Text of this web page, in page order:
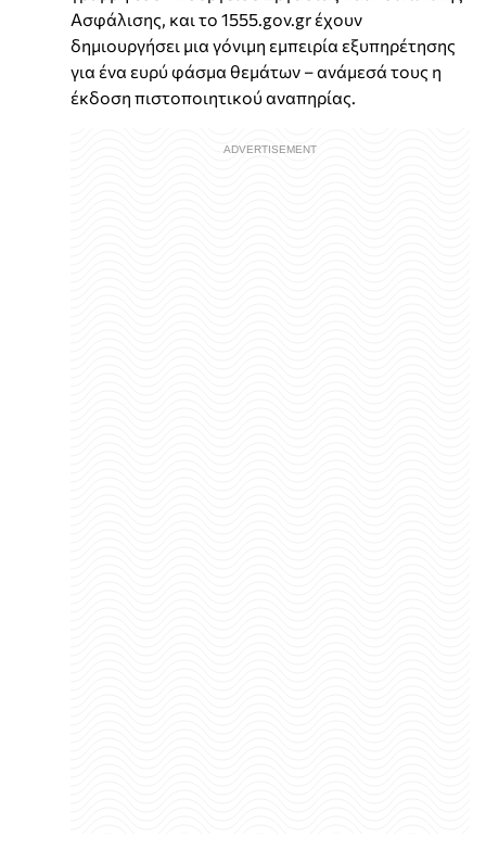
Ασφάλισης, και το 1555.gov.gr έχουν
δημιουργήσει μια γόνιμη εμπειρία εξυπηρέτησης
για ένα ευρύ φάσμα θεμάτων – ανάμεσά τους η
έκδοση πιστοποιητικού αναπηρίας.